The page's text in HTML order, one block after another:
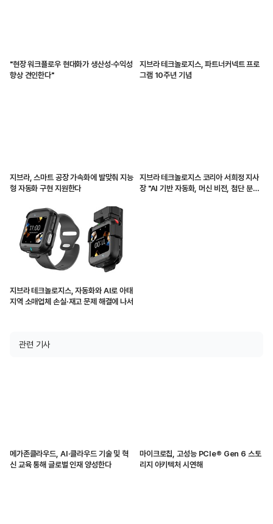
"현장 워크플로우 현대화가 생산성·수익성
향상 견인한다"
지브라 테크놀로지스, 파트너커넥트 프로
그램 10주년 기념
지브라, 스마트 공장 가속화에 발맞춰 지능
형 자동화 구현 지원한다
지브라 테크놀로지스 코리아 서희정 지사
장 "AI 기반 자동화, 머신 비전, 첨단 분석
지브라 테크놀로지스, 자동화와 AI로 아태
지역 소매업체 손실·재고 문제 해결에 나서
관련 기사
메가존클라우드, AI·클라우드 기술 및 혁
신 교육 통해 글로벌 인재 양성한다
마이크로칩, 고성능 PCIe® Gen 6 스토
리지 아키텍처 시연해